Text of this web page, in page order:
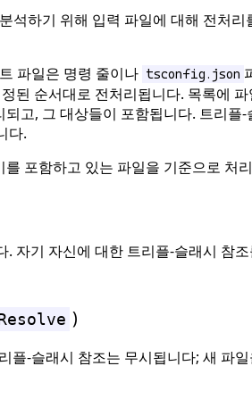
석하기 위해 입력 파일에 대해 전처리
파일은 명령 줄이나 tsconfig.json
된 순서대로 전처리됩니다. 목록에
고, 그 대상들이 포함됩니다. 트리플
다.
포함하고 있는 파일을 기준으로 처
자기 자신에 대한 트리플-슬래시 참
)
플-슬래시 참조는 무시됩니다; 새 파